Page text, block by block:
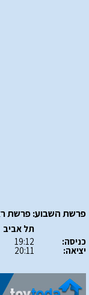
פרשת השבוע: פרשת
כניסה:
יציאה:
תל אביב
19:12
20:11